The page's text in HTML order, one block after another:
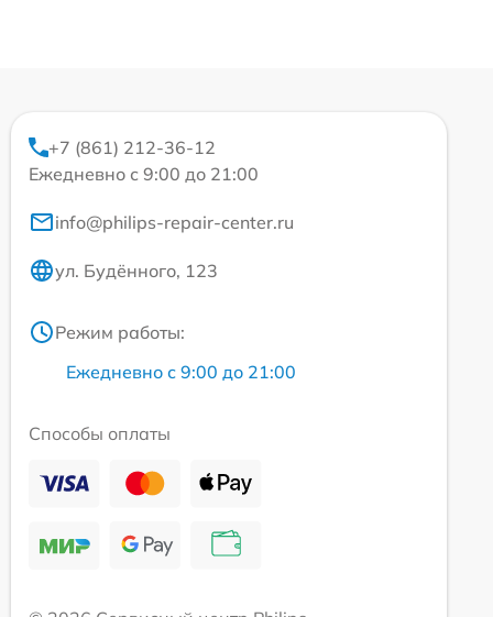
+7 (861) 212-36-12
Ежедневно с 9:00 до 21:00
info@philips-repair-center.ru
ул. Будённого, 123
Режим работы:
Ежедневно с 9:00 до 21:00
Способы оплаты